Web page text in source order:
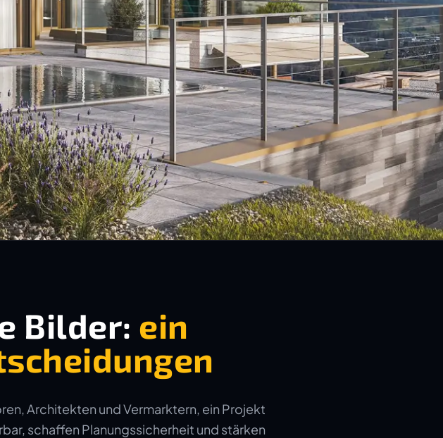
Bilder: ein
Architekten und Vermarktern, ein Projekt
schaffen Planungssicherheit und stärken